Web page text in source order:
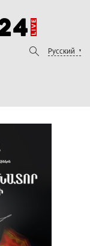
Русский